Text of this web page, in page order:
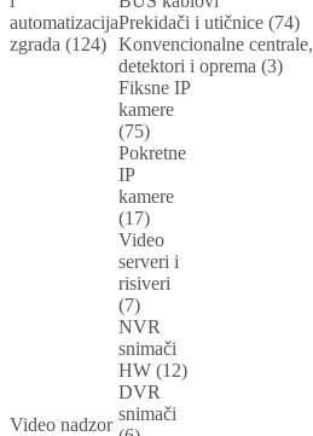
automatizacija
zgrada (124)
Prekidači i utičnice (74)
Konvencionalne centrale,
detektori i oprema (3)
Video nadzor
Fiksne IP
kamere
(75)
Pokretne
IP
kamere
(17)
Video
serveri i
risiveri
(7)
NVR
snimači
HW (12)
DVR
snimači